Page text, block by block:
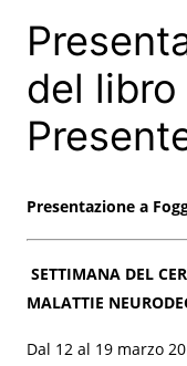
del libro
Presentazione a
SETTIMANA DEL
MALATTIE
Dal 12 al 19 marzo